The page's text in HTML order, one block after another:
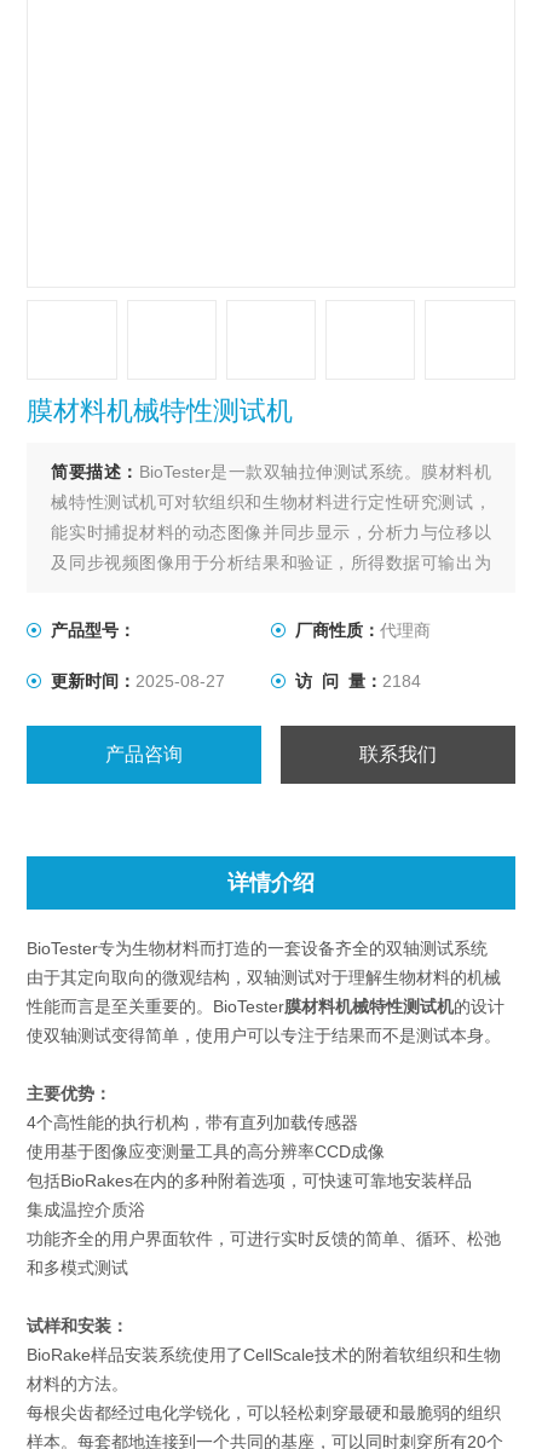
膜材料机械特性测试机
简要描述： BioTester是一款双轴拉伸测试系统。膜材料机
械特性测试机可对软组织和生物材料进行定性研究测试，
能实时捕捉材料的动态图像并同步显示，分析力与位移以
及同步视频图像用于分析结果和验证，所得数据可输出为
X、Y轴处于同一个平面上，能对平面组织进行单轴或双轴
等轴双向加载都很容易规定。夹具可选多种测量模式。
产品型号： 厂商性质： 代理商
更新时间： 2025-08-27 访 问 量： 2184
产品咨询 联系我们
详情介绍
BioTester专为生物材料而打造的一套设备齐全的双轴测试系统
由于其定向取向的微观结构，双轴测试对于理解生物材料的机械
性能而言是至关重要的。BioTester膜材料机械特性测试机的设计
使双轴测试变得简单，使用户可以专注于结果而不是测试本身。
主要优势：
4个高性能的执行机构，带有直列加载传感器
使用基于图像应变测量工具的高分辨率CCD成像
包括BioRakes在内的多种附着选项，可快速可靠地安装样品
集成温控介质浴
功能齐全的用户界面软件，可进行实时反馈的简单、循环、松弛
和多模式测试
试样和安装：
BioRake样品安装系统使用了CellScale技术的附着软组织和生物
材料的方法。
每根尖齿都经过电化学锐化，可以轻松刺穿最硬和最脆弱的组织
样本。每套都地连接到一个共同的基座，可以同时刺穿所有20个